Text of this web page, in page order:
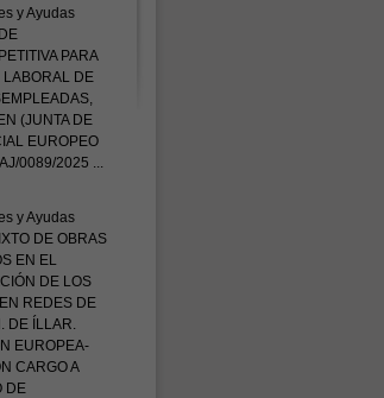
y Ayudas
PARA
LABORAL DE
(JUNTA DE
EUROPEO
0089/2025
y Ayudas
DE OBRAS
EN EL
DE LOS
REDES DE
DE ÍLLAR.
EUROPEA-
CARGO A
DE